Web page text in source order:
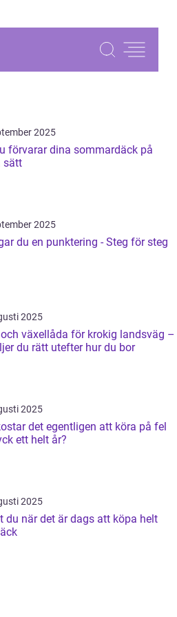
2025
förvarar dina sommardäck på
sätt
2025
du en punktering - Steg för steg
2025
växellåda för krokig landsväg –
du rätt utefter hur du bor
2025
det egentligen att köra på fel
ett helt år?
2025
du när det är dags att köpa helt